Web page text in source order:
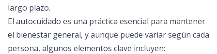
largo plazo.
El autocuidado es una práctica esencial para mantener
el bienestar general, y aunque puede variar según cada
persona, algunos elementos clave incluyen: